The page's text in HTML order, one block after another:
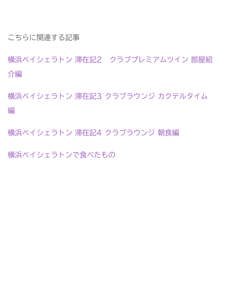
こちらに関連する記事
横浜ベイシェラトン 滞在記2 クラブプレミアムツイン 部屋紹
介編
横浜ベイシェラトン 滞在記3 クラブラウンジ カクテルタイム
編
横浜ベイシェラトン 滞在記4 クラブラウンジ 朝食編
横浜ベイシェラトンで食べたもの